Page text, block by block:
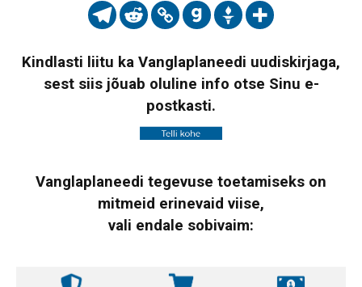
Kindlasti liitu ka Vanglaplaneedi uudiskirjaga,
sest siis jõuab oluline info otse Sinu e-
postkasti.
Vanglaplaneedi tegevuse toetamiseks on
mitmeid erinevaid viise,
vali endale sobivaim: